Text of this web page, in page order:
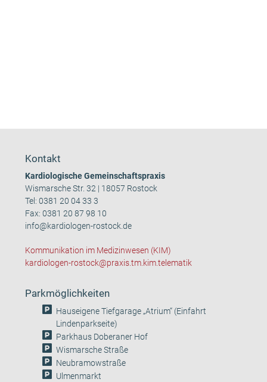
Kontakt
Kardiologische Gemeinschaftspraxis
Wismarsche Str. 32 | 18057 Rostock
Tel:0381 20 04 33 3
Fax: 0381 20 87 98 10
info@kardiologen-rostock.de
Kommunikation im Medizinwesen (KIM)
kardiologen-rostock@praxis.tm.kim.telematik
Parkmöglichkeiten
Hauseigene Tiefgarage „Atrium“ (Einfahrt
Lindenparkseite)
Parkhaus Doberaner Hof
Wismarsche Straße
Neubramowstraße
Ulmenmarkt